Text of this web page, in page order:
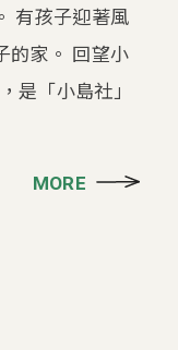
有孩子迎著風
的家。 回望小
是「小島社」
MORE